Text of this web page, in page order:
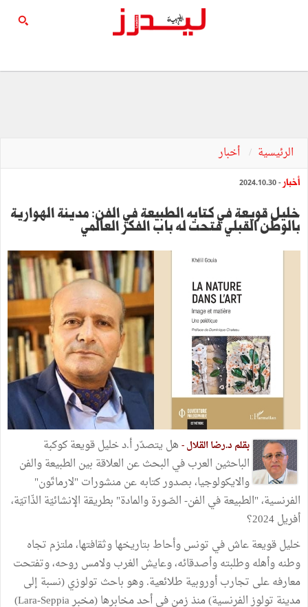
الرئيسية أخبار
أخبار - 2024.10.30
خليل قويعة في كتابه الطبيعة في الفن: مدينة الهوارية
بالوطن القبلي فتحت له باب الفكر العالمي
بقلم د.رضا القلال -هل يتصدّر أ.د خليل قويعة كوكبة
الباحثين العرب في البحث عن العلاقة بين الطبيعة والفن
والايكولوجيا، بصدور كتابه عن منشورات "لارماتّون"
الفرنسية، "الطبيعة في الفن- الصّورة والمادة" بطريقة الإنشائيّة الذّاتيّة،
أفريل 2024؟
خليل قويعة عاش في تونس وأحاط بتاريخها وثقافتها، ملتزم تجاه
وطنه وأهله وطلبته وأصدقائه، وعايش الغرب ولامس روحه، وتفتحت
معارفه على تجارب أوروبية طلائعية. وهو باحث تولوزي (نسبة إلى
مدينة تولوز الفرنسية) منذ زمن في أحد مخابرها (مخبر Lara-Seppia)